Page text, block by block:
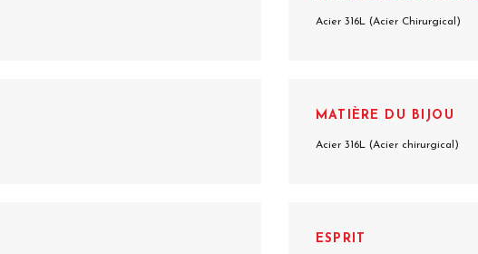
Acier 316L (Acier Chirurgical)
MATIÈRE DU BIJOU
Acier 316L (Acier chirurgical)
ESPRIT